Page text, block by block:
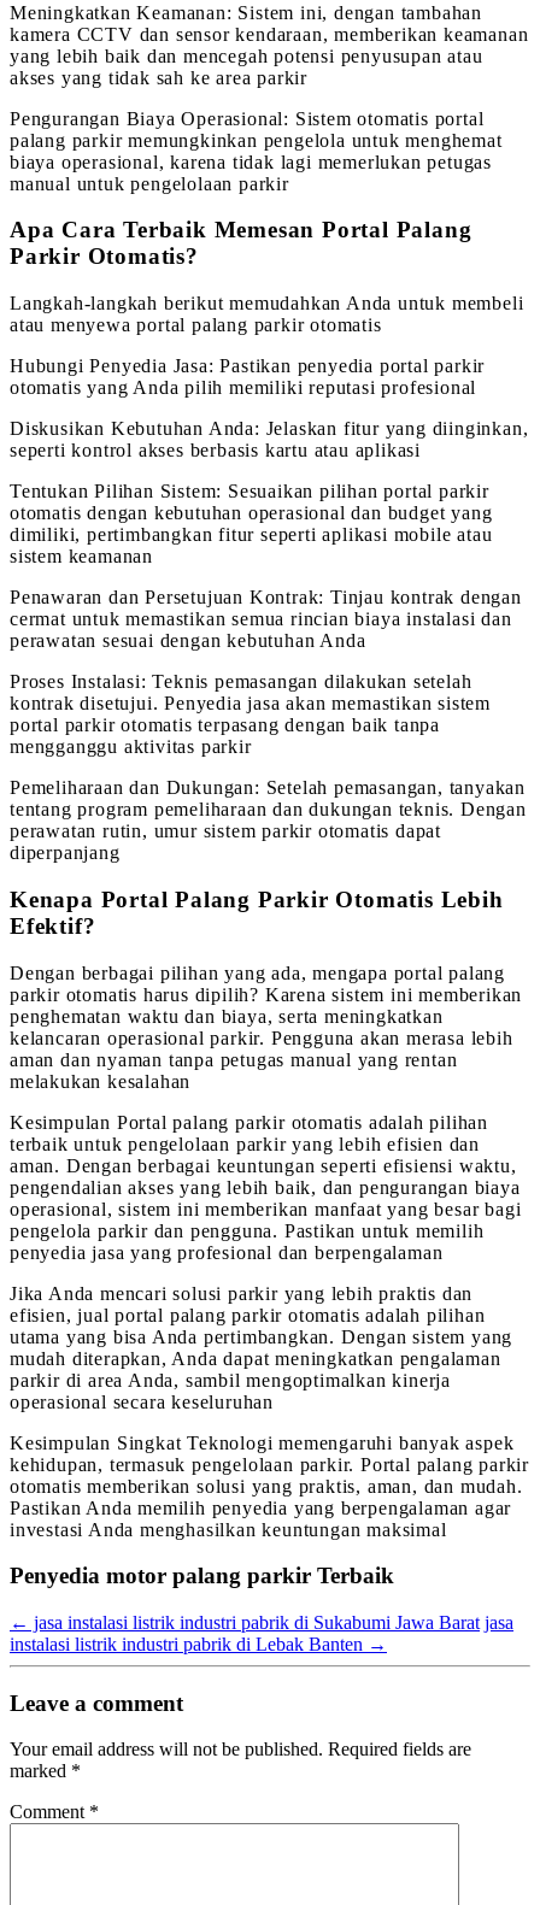
Meningkatkan Keamanan: Sistem ini, dengan tambahan
kamera CCTV dan sensor kendaraan, memberikan keamanan
yang lebih baik dan mencegah potensi penyusupan atau
akses yang tidak sah ke area parkir
Pengurangan Biaya Operasional: Sistem otomatis portal
palang parkir memungkinkan pengelola untuk menghemat
biaya operasional, karena tidak lagi memerlukan petugas
manual untuk pengelolaan parkir
Apa Cara Terbaik Memesan Portal Palang
Parkir Otomatis?
Langkah-langkah berikut memudahkan Anda untuk membeli
atau menyewa portal palang parkir otomatis
Hubungi Penyedia Jasa: Pastikan penyedia portal parkir
otomatis yang Anda pilih memiliki reputasi profesional
Diskusikan Kebutuhan Anda: Jelaskan fitur yang diinginkan,
seperti kontrol akses berbasis kartu atau aplikasi
Tentukan Pilihan Sistem: Sesuaikan pilihan portal parkir
otomatis dengan kebutuhan operasional dan budget yang
dimiliki, pertimbangkan fitur seperti aplikasi mobile atau
sistem keamanan
Penawaran dan Persetujuan Kontrak: Tinjau kontrak dengan
cermat untuk memastikan semua rincian biaya instalasi dan
perawatan sesuai dengan kebutuhan Anda
Proses Instalasi: Teknis pemasangan dilakukan setelah
kontrak disetujui. Penyedia jasa akan memastikan sistem
portal parkir otomatis terpasang dengan baik tanpa
mengganggu aktivitas parkir
Pemeliharaan dan Dukungan: Setelah pemasangan, tanyakan
tentang program pemeliharaan dan dukungan teknis. Dengan
perawatan rutin, umur sistem parkir otomatis dapat
diperpanjang
Kenapa Portal Palang Parkir Otomatis Lebih
Efektif?
Dengan berbagai pilihan yang ada, mengapa portal palang
parkir otomatis harus dipilih? Karena sistem ini memberikan
penghematan waktu dan biaya, serta meningkatkan
kelancaran operasional parkir. Pengguna akan merasa lebih
aman dan nyaman tanpa petugas manual yang rentan
melakukan kesalahan
Kesimpulan Portal palang parkir otomatis adalah pilihan
terbaik untuk pengelolaan parkir yang lebih efisien dan
aman. Dengan berbagai keuntungan seperti efisiensi waktu,
pengendalian akses yang lebih baik, dan pengurangan biaya
operasional, sistem ini memberikan manfaat yang besar bagi
pengelola parkir dan pengguna. Pastikan untuk memilih
penyedia jasa yang profesional dan berpengalaman
Jika Anda mencari solusi parkir yang lebih praktis dan
efisien, jual portal palang parkir otomatis adalah pilihan
utama yang bisa Anda pertimbangkan. Dengan sistem yang
mudah diterapkan, Anda dapat meningkatkan pengalaman
parkir di area Anda, sambil mengoptimalkan kinerja
operasional secara keseluruhan
Kesimpulan Singkat Teknologi memengaruhi banyak aspek
kehidupan, termasuk pengelolaan parkir. Portal palang parkir
otomatis memberikan solusi yang praktis, aman, dan mudah.
Pastikan Anda memilih penyedia yang berpengalaman agar
investasi Anda menghasilkan keuntungan maksimal
Penyedia motor palang parkir Terbaik
← jasa instalasi listrik industri pabrik di Sukabumi Jawa Barat jasa
instalasi listrik industri pabrik di Lebak Banten →
Leave a comment
Your email address will not be published. Required fields are
marked *
Comment *